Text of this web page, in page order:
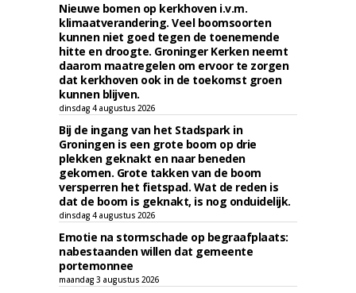
Nieuwe bomen op kerkhoven i.v.m.
klimaatverandering. Veel boomsoorten
kunnen niet goed tegen de toenemende
hitte en droogte. Groninger Kerken neemt
daarom maatregelen om ervoor te zorgen
dat kerkhoven ook in de toekomst groen
kunnen blijven.
dinsdag 4 augustus 2026
Bij de ingang van het Stadspark in
Groningen is een grote boom op drie
plekken geknakt en naar beneden
gekomen. Grote takken van de boom
versperren het fietspad. Wat de reden is
dat de boom is geknakt, is nog onduidelijk.
dinsdag 4 augustus 2026
Emotie na stormschade op begraafplaats:
nabestaanden willen dat gemeente
portemonnee
maandag 3 augustus 2026